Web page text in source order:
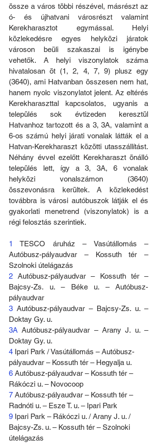
össze a város többi részével, másrészt az
ó- és újhatvani városrészt valamint
Kerekharasztot egymással. Helyi
közlekedésre egyes helyközi járatok
városon beüli szakaszai is igénybe
vehetők. A helyi viszonylatok száma
hivatalosan öt (1, 2, 4, 7, 9) plusz egy
(3640), ami Hatvanban összesen nem hat,
hanem nyolc viszonylatot jelent. Az eltérés
Kerekharaszttal kapcsolatos, ugyanis a
település sok évtizeden keresztül
Hatvanhoz tartozott és a 3, 3A, valamint a
6-os számú helyi járati vonalak látták el a
Hatvan-Kerekharaszt közötti utasszállítást.
Néhány évvel ezelőtt Kerekharaszt önálló
település lett, így a 3, 3A, 6 vonalak
helyközi vonalszámon (3640)
összevonásra kerültek. A közlekedést
továbbra is városi autóbuszok látják el és
gyakorlati menetrend (viszonylatok) is a
régi felosztás szerintiek.
1
TESCO áruház – Vasútállomás –
Autóbusz-pályaudvar – Kossuth tér –
Szolnoki útelágazás
2 Autóbusz-pályaudvar – Kossuth tér –
Bajcsy-Zs. u. – Béke u. – Autóbusz-
pályaudvar
3 Autóbusz-pályaudvar – Bajcsy-Zs. u. –
Doktay Gy. u.
3A Autóbusz-pályaudvar – Arany J. u. –
Doktay Gy. u.
4 Ipari Park / Vasútállomás – Autóbusz-
pályaudvar – Kossuth tér – Hegyalja u.
6 Autóbusz-pályaudvar – Kossuth tér –
Rákóczi u. – Novocoop
7 Autóbusz-pályaudvar – Kossuth tér –
Radnóti u. – Esze T. u. – Ipari Park
9 Ipari Park – Rákóczi u. / Arany J. u. /
Bajcsy-Zs. u. – Kossuth tér – Szolnoki
útelágazás